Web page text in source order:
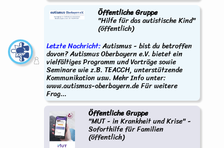
Öffentliche Gruppe
"Hilfe für das autistische Kind"
(öffentlich)
Letzte Nachricht:Autismus - bist du betroffen
davon? Autismus Oberbayern e.V. bietet ein
vielfältiges Programm und Vorträge sowie
Seminare wie z.B. TEACCH, unterstützende
Kommunikation usw. Mehr Info unter:
www.autismus-oberbayern.de Für weitere
Frag...
Öffentliche Gruppe
"MUT - in Krankheit und Krise" -
Soforthilfe für Familien
(öffentlich)